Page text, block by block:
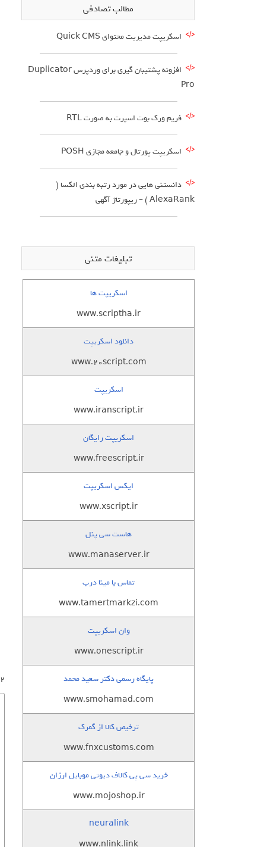
2 پاسخ به “آموزش افکت سایه سه بعدی در css3”
مطالب تصادفی
اسکریپت مدیریت محتوای Quick CMS
افزونه پشتیبان گیری برای وردپرس Duplicator
Pro
فریم ورک بوت اسپرت به صورت RTL
اسکریپت پورتال و جامعه مجازی POSH
دانستنی هایی در مورد رتبه بندی الکسا (
AlexaRank ) – ریپورتاژ آگهی
تبلیغات متنی
اسکریپت ها
www.scriptha.ir
دانلود اسکریپت
www.20script.com
اسکریپت
www.iranscript.ir
اسکریپت رایگان
www.freescript.ir
ایکس اسکریپت
www.xscript.ir
هاست سی پنل
www.manaserver.ir
تماس با مینا درب
www.tamertmarkzi.com
وان اسکریپت
www.onescript.ir
پایگاه رسمی دکتر سعید محمد
www.smohamad.com
ترخیص کالا از گمرک
www.fnxcustoms.com
خرید سی پی کالاف دیوتی موبایل ارزان
www.mojoshop.ir
neuralink
www.nlink.link